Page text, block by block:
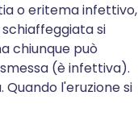
o eritema infettivo,
schiaffeggiata si
chiunque può
(è infettiva).
l'eruzione si